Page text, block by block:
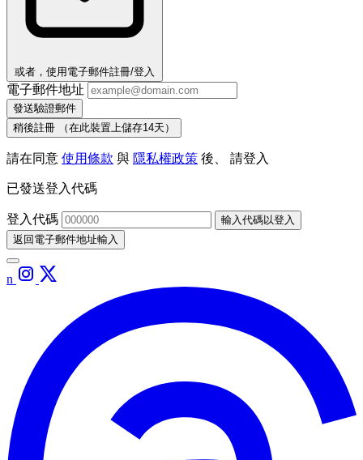
或者，使用電子郵件註冊/登入
電子郵件地址
發送驗證郵件
稍後註冊
（在此裝置上儲存14天）
請在同意 使用條款 與 隱私權政策 後、 請登入
已發送登入代碼
登入代碼
輸入代碼以登入
返回電子郵件地址輸入
n